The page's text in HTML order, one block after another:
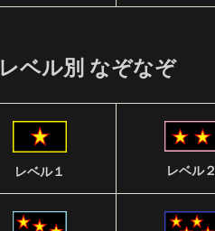
レベル別 なぞなぞ
レベル１ レベル２